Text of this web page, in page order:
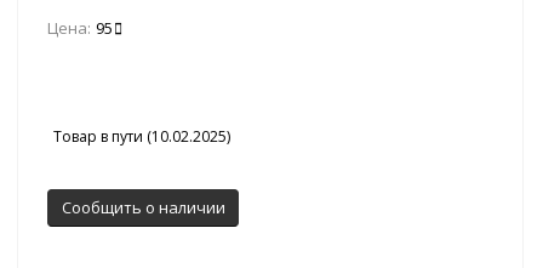
Цена: 95
Товар в пути (10.02.2025)
Сообщить о наличии